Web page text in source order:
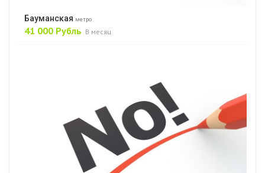
Бауманская метро
41 000 Рубль В месяц